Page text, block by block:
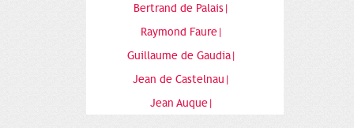
Bertrand de Palais|
Raymond Faure|
Guillaume de Gaudia|
Jean de Castelnau|
Jean Auque|